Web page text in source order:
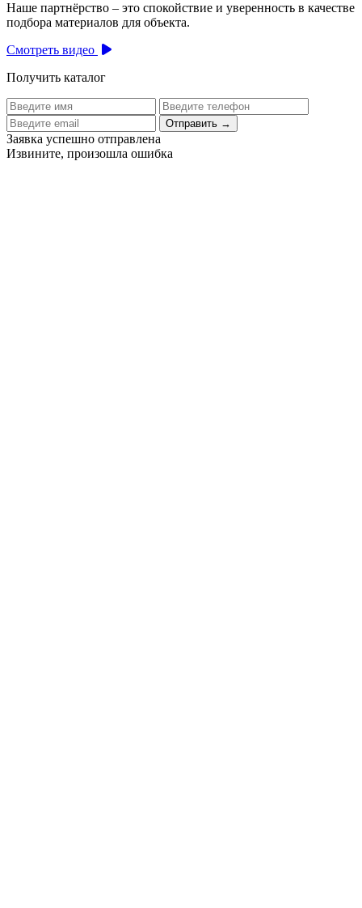
Наше партнёрство – это спокойствие и уверенность в качестве
подбора материалов для объекта.
Смотреть видео
Получить каталог
Отправить →
Заявка успешно отправлена
Извините, произошла ошибка